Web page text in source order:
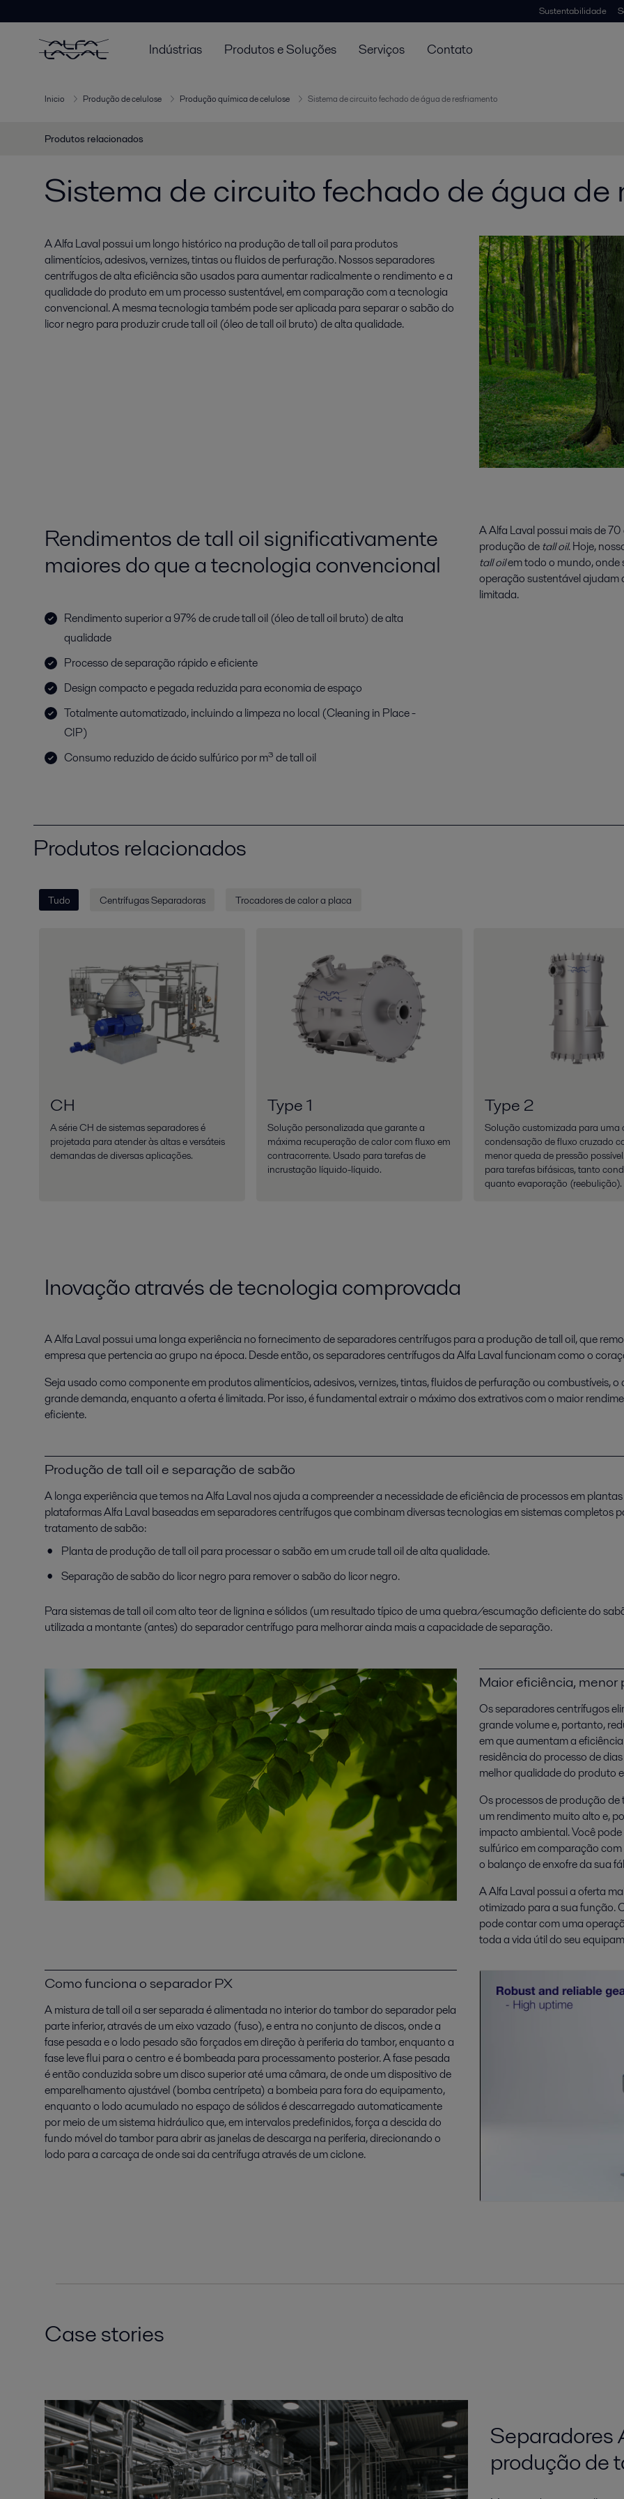
Sustentabilidade
Indústrias Produtos e Soluções Serviços Contato
Inicio Produção de celulose Produção química de celulose Sistema de circuito fechado de água de resfriamento
Produtos relacionados
Sistema de circuito fechado de água de
A Alfa Laval possui um longo histórico na produção de tall oil para produtos
alimentícios, adesivos, vernizes, tintas ou fluidos de perfuração. Nossos separadores
centrífugos de alta eficiência são usados para aumentar radicalmente o rendimento e a
qualidade do produto em um processo sustentável, em comparação com a tecnologia
convencional. A mesma tecnologia também pode ser aplicada para separar o sabão do
licor negro para produzir crude tall oil (óleo de tall oil bruto) de alta qualidade.
Rendimentos de tall oil significativamente
maiores do que a tecnologia convencional
Rendimento superior a 97% de crude tall oil (óleo de tall oil bruto) de alta
qualidade
Processo de separação rápido e eficiente
Design compacto e pegada reduzida para economia de espaço
Totalmente automatizado, incluindo a limpeza no local (Cleaning in Place -
CIP)
Consumo reduzido de ácido sulfúrico por m³ de tall oil
A Alfa Laval possui mais de
produção de tall oil. Hoje,
tall oilem todo o mundo, onde
operação sustentável ajudam
limitada.
Produtos relacionados
Tudo Centrífugas Separadoras Trocadores de calor a placa
CH
A série CH de sistemas separadores é
projetada para atender às altas e versáteis
demandas de diversas aplicações.
Type 1
Solução personalizada que garante a
máxima recuperação de calor com fluxo em
contracorrente. Usado para tarefas de
incrustação líquido-líquido.
Type 2
Solução customizada para uma
condensação de fluxo cruzado
menor queda de pressão
para tarefas bifásicas, tanto
quanto evaporação (reebulição).
Inovação através de tecnologia comprovada
A Alfa Laval possui uma longa experiência no fornecimento de separadores centrífugos para a produção de tall oil, que
empresa que pertencia ao grupo na época. Desde então, os separadores centrífugos da Alfa Laval funcionam como o
Seja usado como componente em produtos alimentícios, adesivos, vernizes, tintas, fluidos de perfuração ou combustíveis,
grande demanda, enquanto a oferta é limitada. Por isso, é fundamental extrair o máximo dos extrativos com o maior
eficiente.
Produção de tall oil e separação de sabão
A longa experiência que temos na Alfa Laval nos ajuda a compreender a necessidade de eficiência de processos em
plataformas Alfa Laval baseadas em separadores centrífugos que combinam diversas tecnologias em sistemas completos
tratamento de sabão:
Planta de produção de tall oil para processar o sabão em um crude tall oil de alta qualidade.
Separação de sabão do licor negro para remover o sabão do licor negro.
Para sistemas de tall oil com alto teor de lignina e sólidos (um resultado típico de uma quebra/escumação deficiente do
utilizada a montante (antes) do separador centrífugo para melhorar ainda mais a capacidade de separação.
Maior eficiência,
Os separadores centrífugos
grande volume e, portanto,
em que aumentam a
residência do processo de
melhor qualidade do produto
Os processos de produção
um rendimento muito alto e,
impacto ambiental. Você
sulfúrico em comparação
o balanço de enxofre da sua
A Alfa Laval possui a oferta
otimizado para a sua função.
pode contar com uma
toda a vida útil do seu
Como funciona o separador PX
A mistura de tall oil a ser separada é alimentada no interior do tambor do separador pela
parte inferior, através de um eixo vazado (fuso), e entra no conjunto de discos, onde a
fase pesada e o lodo pesado são forçados em direção à periferia do tambor, enquanto a
fase leve flui para o centro e é bombeada para processamento posterior. A fase pesada
é então conduzida sobre um disco superior até uma câmara, de onde um dispositivo de
emparelhamento ajustável (bomba centrípeta) a bombeia para fora do equipamento,
enquanto o lodo acumulado no espaço de sólidos é descarregado automaticamente
por meio de um sistema hidráulico que, em intervalos predefinidos, força a descida do
fundo móvel do tambor para abrir as janelas de descarga na periferia, direcionando o
lodo para a carcaça de onde sai da centrífuga através de um ciclone.
Case stories
Separadores
produção de